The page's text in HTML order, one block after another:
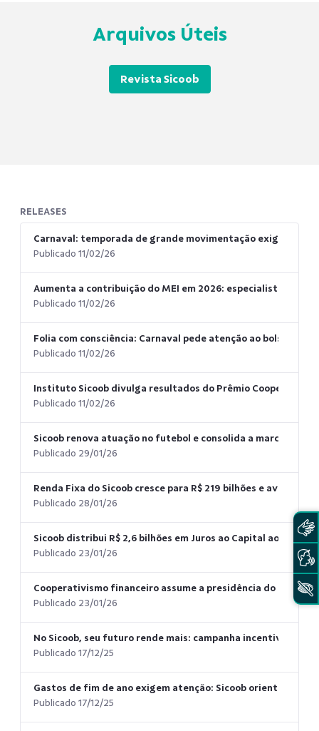
Arquivos Úteis
Revista Sicoob
RELEASES
Carnaval: temporada de grande movimentação exige
Publicado 11/02/26
Aumenta a contribuição do MEI em 2026: especialista dá
Publicado 11/02/26
Folia com consciência: Carnaval pede atenção ao bolso e
Publicado 11/02/26
Instituto Sicoob divulga resultados do Prêmio Cooperar
Publicado 11/02/26
Sicoob renova atuação no futebol e consolida a marca nas
Publicado 29/01/26
Renda Fixa do Sicoob cresce para R$ 219 bilhões e avança
Publicado 28/01/26
Sicoob distribui R$ 2,6 bilhões em Juros ao Capital aos
Publicado 23/01/26
Cooperativismo financeiro assume a presidência do
Publicado 23/01/26
No Sicoob, seu futuro rende mais: campanha incentiva
Publicado 17/12/25
Gastos de fim de ano exigem atenção: Sicoob orienta
Publicado 17/12/25